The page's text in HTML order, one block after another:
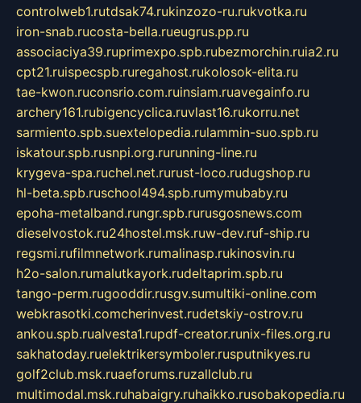
controlweb1.rutdsak74.rukinzozo-ru.rukvotka.ru
iron-snab.rucosta-bella.rueugrus.pp.ru
associaciya39.ruprimexpo.spb.rubezmorchin.ruia2.ru
cpt21.ruispecspb.ruregahost.rukolosok-elita.ru
tae-kwon.ruconsrio.com.ruinsiam.ruavegainfo.ru
archery161.rubigencyclica.ruvlast16.rukorru.net
sarmiento.spb.suextelopedia.rulammin-suo.spb.ru
iskatour.spb.rusnpi.org.rurunning-line.ru
krygeva-spa.ruchel.net.rurust-loco.rudugshop.ru
hl-beta.spb.ruschool494.spb.rumymubaby.ru
epoha-metalband.rungr.spb.rurusgosnews.com
dieselvostok.ru24hostel.msk.ruw-dev.ruf-ship.ru
regsmi.rufilmnetwork.rumalinasp.rukinosvin.ru
h2o-salon.rumalutkayork.rudeltaprim.spb.ru
tango-perm.rugooddir.rusgv.sumultiki-online.com
webkrasotki.comcherinvest.rudetskiy-ostrov.ru
ankou.spb.rualvesta1.rupdf-creator.runix-files.org.ru
sakhatoday.ruelektrikersymboler.rusputnikyes.ru
golf2club.msk.ruaeforums.ruzallclub.ru
multimodal.msk.ruhabaigry.ruhaikko.rusobakopedia.ru